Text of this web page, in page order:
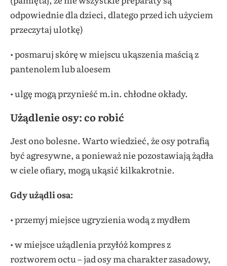
odpowiednie dla dzieci, dlatego przed ich użyciem
przeczytaj ulotkę)
• posmaruj skórę w miejscu ukąszenia maścią z
pantenolem lub aloesem
• ulgę mogą przynieść m.in. chłodne okłady.
Użądlenie osy: co robić
Jest ono bolesne. Warto wiedzieć, że osy potrafią
być agresywne, a ponieważ nie pozostawiają żądła
w ciele ofiary, mogą ukąsić kilkakrotnie.
Gdy użądli osa:
• przemyj miejsce ugryzienia wodą z mydłem
• w miejsce użądlenia przyłóż kompres z
roztworem octu – jad osy ma charakter zasadowy,